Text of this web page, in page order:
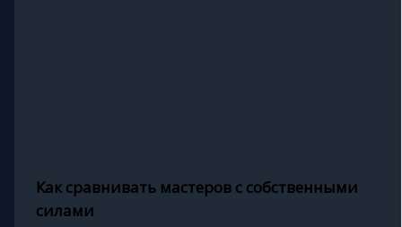
Как сравнивать мастеров с собственными
силами